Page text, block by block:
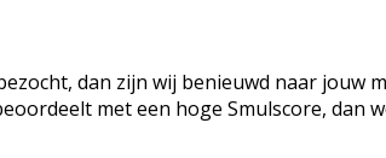
dan zijn wij benieuwd naar jouw
met een hoge Smulscore, dan